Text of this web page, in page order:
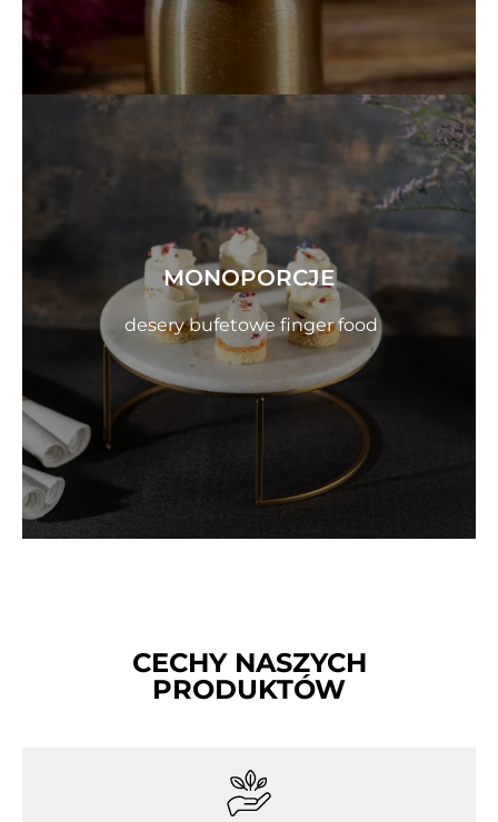
MONOPORCJE
desery bufetowe finger food
CECHY NASZYCH
PRODUKTÓW